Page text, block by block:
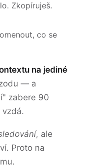
Zkopíruješ.
co se
na jediné
— a
zabere 90
vzdá.
, ale
Proto na